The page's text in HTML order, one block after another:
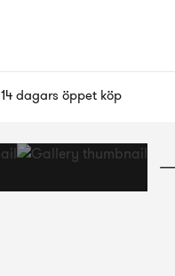
14 dagars öppet köp